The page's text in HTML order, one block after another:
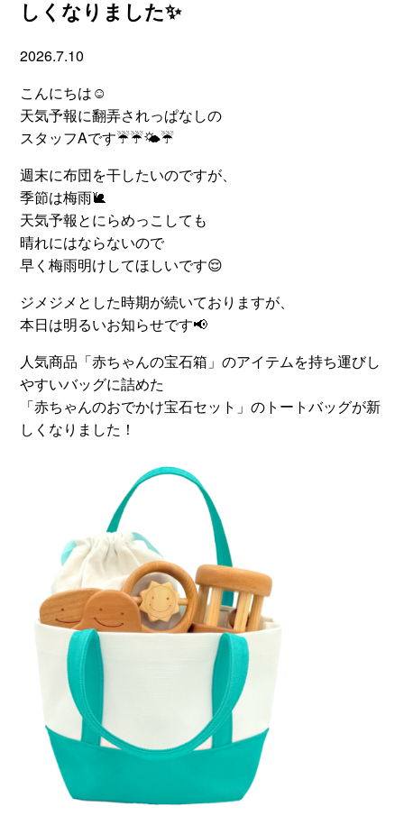
しくなりました✨
2026.7.10
こんにちは☺
天気予報に翻弄されっぱなしの
スタッフAです☔☔🌤☔
週末に布団を干したいのですが、
季節は梅雨🐌
天気予報とにらめっこしても
晴れにはならないので
早く梅雨明けしてほしいです😌
ジメジメとした時期が続いておりますが、
本日は明るいお知らせです📢
人気商品「赤ちゃんの宝石箱」のアイテムを持ち運びし
やすいバッグに詰めた
「赤ちゃんのおでかけ宝石セット」のトートバッグが新
しくなりました！